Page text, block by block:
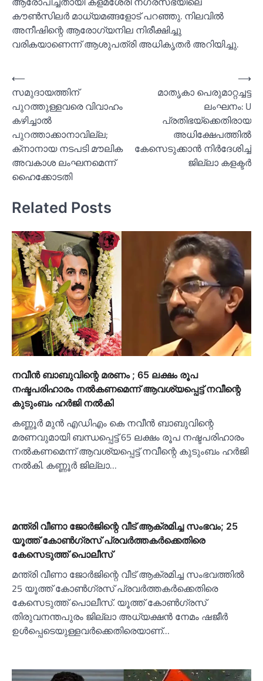
കൗണ്‍സിലർ മാധ്യമങ്ങളോട് പറഞ്ഞു. നിലവില്‍
അനീഷിന്റെ ആരോഗ്യനില നിരീക്ഷിച്ചു
വരികയാണെന്ന് ആശുപത്രി അധികൃതർ അറിയിച്ചു.
Post
navigation
⟵
സമുദായത്തിന്
പുറത്തുള്ളവരെ വിവാഹം
കഴിച്ചാല്‍
പുറത്താക്കാനാവില്ല;
ക്‌നാനായ നടപടി മൗലിക
അവകാശ ലംഘനമെന്ന്
ഹൈക്കോടതി
മാതൃകാ പെരുമാറ്റച്ചട്ട
ലംഘനം: U
പ്രതിഭയ്‌ക്കെതിരായ
അധിക്ഷേപത്തില്‍
കേസെടുക്കാൻ നിര്‍ദേശിച്ച്‌
ജില്ലാ കളക്ടര്‍
⟶
Related Posts
നവീന്‍ ബാബുവിന്റെ മരണം ; 65 ലക്ഷം രൂപ
നഷ്ടപരിഹാരം നല്‍കണമെന്ന് ആവശ്യപ്പെട്ട് നവീന്റെ
കുടുംബം ഹര്‍ജി നല്‍കി
കണ്ണൂര്‍ മുന്‍ എഡിഎം കെ നവീന്‍ ബാബുവിന്റെ
മരണവുമായി ബന്ധപ്പെട്ട് 65 ലക്ഷം രൂപ നഷ്ടപരിഹാരം
നല്‍കണമെന്ന് ആവശ്യപ്പെട്ട് നവീന്റെ കുടുംബം ഹര്‍ജി
നല്‍കി. കണ്ണൂര്‍ ജില്ലാ…
മന്ത്രി വീണാ ജോര്‍ജിന്റെ വീട് ആക്രമിച്ച സംഭവം; 25
യൂത്ത് കോണ്‍ഗ്രസ് പ്രവര്‍ത്തകര്‍ക്കെതിരെ
കേസെടുത്ത് പൊലീസ്
മന്ത്രി വീണാ ജോർജിന്റെ വീട് ആക്രമിച്ച സംഭവത്തില്‍
25 യൂത്ത് കോണ്‍ഗ്രസ് പ്രവർത്തകർക്കെതിരെ
കേസെടുത്ത് പൊലീസ്. യൂത്ത് കോണ്‍ഗ്രസ്
തിരുവനന്തപുരം ജില്ലാ അധ്യക്ഷൻ നേമം ഷജീർ
ഉള്‍പ്പെടെയുള്ളവർക്കെതിരെയാണ്…